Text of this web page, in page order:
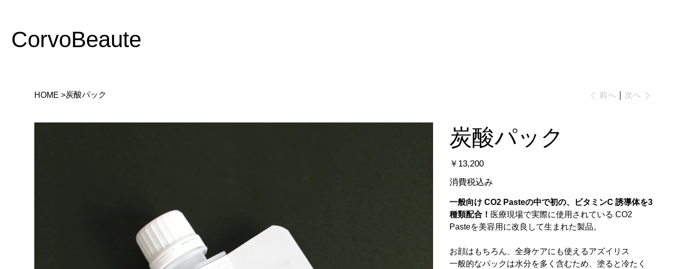
CorvoBeaute
HOME >炭酸パック 前へ 次へ
炭酸パック
価
格
￥13,200
消費税込み
一般向け CO2 Pasteの中で初の、ビタミンC 誘導体を3
種類配合！ 医療現場で実際に使用されている CO2
Pasteを美容用に改良して生まれた製品。
お顔はもちろん、全身ケアにも使えるアズイリス
一般的なパックは水分を多く含むため、塗ると冷たく